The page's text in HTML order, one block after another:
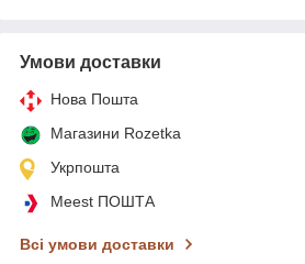
Умови доставки
Нова Пошта
Магазини Rozetka
Укрпошта
Meest ПОШТА
Всі умови доставки